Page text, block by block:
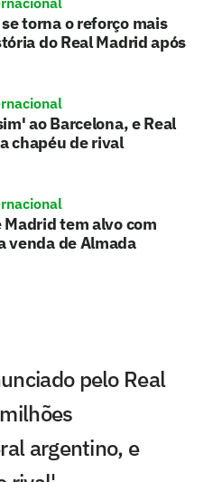
torna o reforço mais
do Real Madrid após
ao Barcelona, e Real
chapéu de rival
tem alvo com
venda de Almada
pelo Real
argentino, e